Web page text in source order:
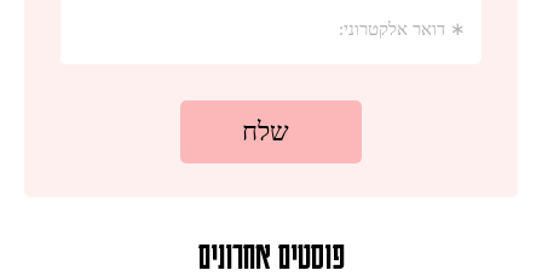
פוסטים אחרונים